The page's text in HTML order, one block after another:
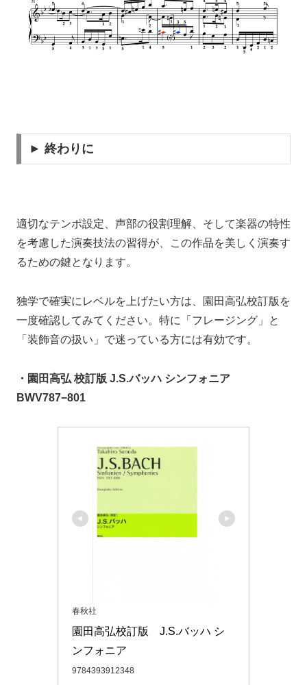
► 終わりに
適切なテンポ設定、声部の役割理解、そして楽器の特性
を考慮した演奏技法の習得が、この作品を美しく演奏す
るための鍵となります。
独学で確実にレベルを上げたい方は、園田高弘校訂版を
一度確認してみてください。特に「フレージング」と
「装飾音の扱い」で迷っている方には有効です。
・園田高弘 校訂版 J.S.バッハ シンフォニア
BWV787−801
春秋社
園田高弘校訂版　J.S.バッハ シ
ンフォニア
9784393912348